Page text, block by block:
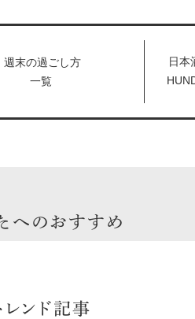
週末の過ごし方
一覧
日本
へのおすすめ
レンド記事